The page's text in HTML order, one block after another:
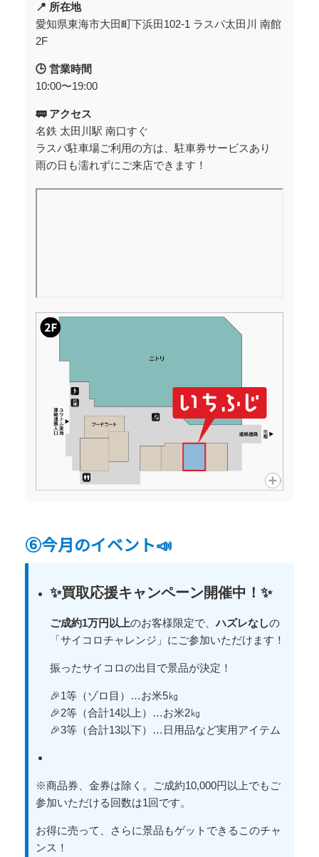
📍 所在地
愛知県東海市大田町下浜田102-1 ラスパ太田川 南館
2F
🕒 営業時間
10:00〜19:00
🚃 アクセス
名鉄 太田川駅 南口すぐ
ラスパ駐車場ご利用の方は、駐車券サービスあり
雨の日も濡れずにご来店できます！
⑥今月のイベント📣
✨買取応援キャンペーン開催中！✨
ご成約1万円以上のお客様限定で、ハズレなしの
「サイコロチャレンジ」にご参加いただけます！
振ったサイコロの出目で景品が決定！
🎉1等（ゾロ目）…お米5㎏
🎉2等（合計14以上）…お米2㎏
🎉3等（合計13以下）…日用品など実用アイテム
※商品券、金券は除く。ご成約10,000円以上でもご
参加いただける回数は1回です。
お得に売って、さらに景品もゲットできるこのチャ
ンス！